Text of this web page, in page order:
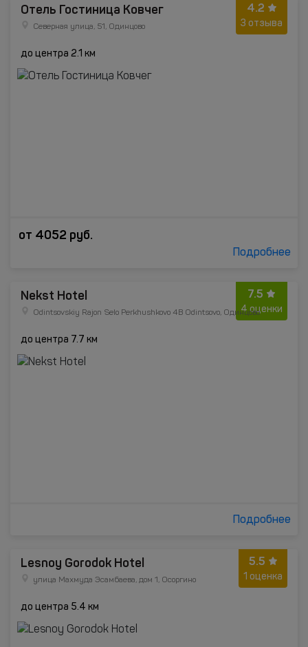
4.2
3 отзыва
Отель Гостиница Ковчег
Северная улица, 51, Одинцово
до центра 2.1 км
от 4052 руб.
Подробнее
7.5
4 оценки
Nekst Hotel
Odintsovskiy Rajon Selo Perkhushkovo 4В Odintsovo, Одинцово
до центра 7.7 км
Подробнее
5.5
1 оценка
Lesnoy Gorodok Hotel
улица Махмуда Эсамбаева, дом 1, Осоргино
до центра 5.4 км